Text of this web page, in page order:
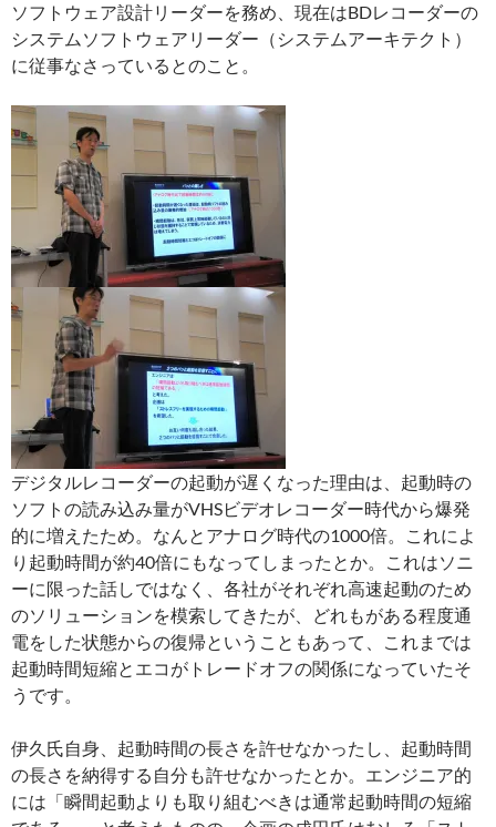
ソフトウェア設計リーダーを務め、現在はBDレコーダーの
システムソフトウェアリーダー（システムアーキテクト）
に従事なさっているとのこと。
デジタルレコーダーの起動が遅くなった理由は、起動時の
ソフトの読み込み量がVHSビデオレコーダー時代から爆発
的に増えたため。なんとアナログ時代の1000倍。これによ
り起動時間が約40倍にもなってしまったとか。これはソニ
ーに限った話しではなく、各社がそれぞれ高速起動のため
のソリューションを模索してきたが、どれもがある程度通
電をした状態からの復帰ということもあって、これまでは
起動時間短縮とエコがトレードオフの関係になっていたそ
うです。
伊久氏自身、起動時間の長さを許せなかったし、起動時間
の長さを納得する自分も許せなかったとか。エンジニア的
には「瞬間起動よりも取り組むべきは通常起動時間の短縮